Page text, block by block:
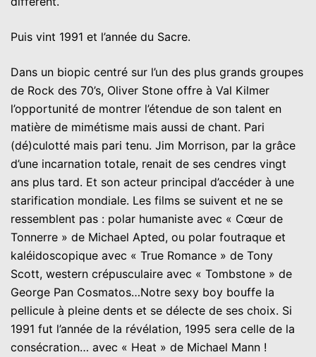
Puis vint 1991 et l’année du Sacre.
Dans un biopic centré sur l’un des plus grands groupes
de Rock des 70’s, Oliver Stone offre à Val Kilmer
l’opportunité de montrer l’étendue de son talent en
matière de mimétisme mais aussi de chant. Pari
(dé)culotté mais pari tenu. Jim Morrison, par la grâce
d’une incarnation totale, renait de ses cendres vingt
ans plus tard. Et son acteur principal d’accéder à une
starification mondiale. Les films se suivent et ne se
ressemblent pas : polar humaniste avec « Cœur de
Tonnerre » de Michael Apted, ou polar foutraque et
kaléidoscopique avec « True Romance » de Tony
Scott, western crépusculaire avec « Tombstone » de
George Pan Cosmatos…Notre sexy boy bouffe la
pellicule à pleine dents et se délecte de ses choix. Si
1991 fut l’année de la révélation, 1995 sera celle de la
consécration… avec « Heat » de Michael Mann !